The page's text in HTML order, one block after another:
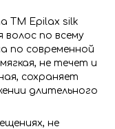
ТМ Epilax silk
волос по всему
по современной
не течет и
сохраняет
длительного
не